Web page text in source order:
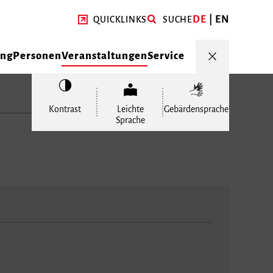
QUICKLINKS SUCHEDE EN
PersonenVeranstaltungenService
Kontrast
Leichte
Sprache
Gebärdensprache